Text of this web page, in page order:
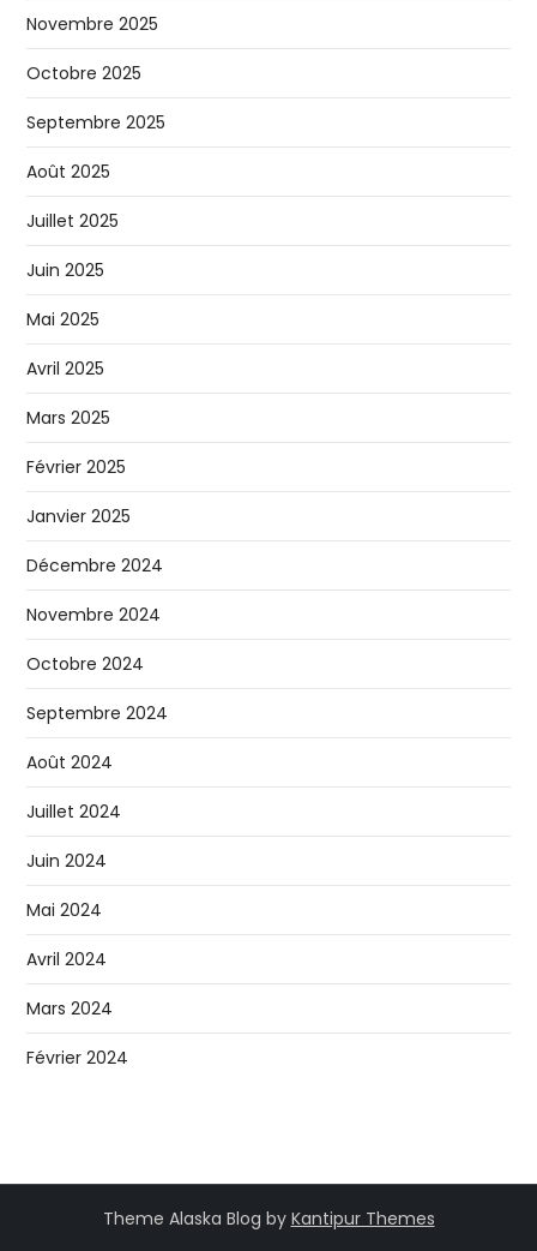
Novembre 2025
Octobre 2025
Septembre 2025
Août 2025
Juillet 2025
Juin 2025
Mai 2025
Avril 2025
Mars 2025
Février 2025
Janvier 2025
Décembre 2024
Novembre 2024
Octobre 2024
Septembre 2024
Août 2024
Juillet 2024
Juin 2024
Mai 2024
Avril 2024
Mars 2024
Février 2024
Theme Alaska Blog by Kantipur Themes